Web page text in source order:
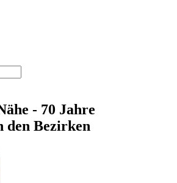
- 70 Jahre
den Bezirken